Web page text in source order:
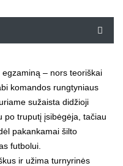
– nors teoriškai
komandos rungtyniaus
sužaista didžioji
po truputį įsibėgėja, tačiau
pakankamai šilto
futbolui.
ir užima turnyrinės